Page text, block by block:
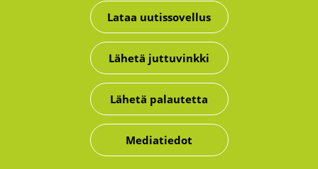
Lataa uutissovellus
Lähetä juttuvinkki
Lähetä palautetta
Mediatiedot